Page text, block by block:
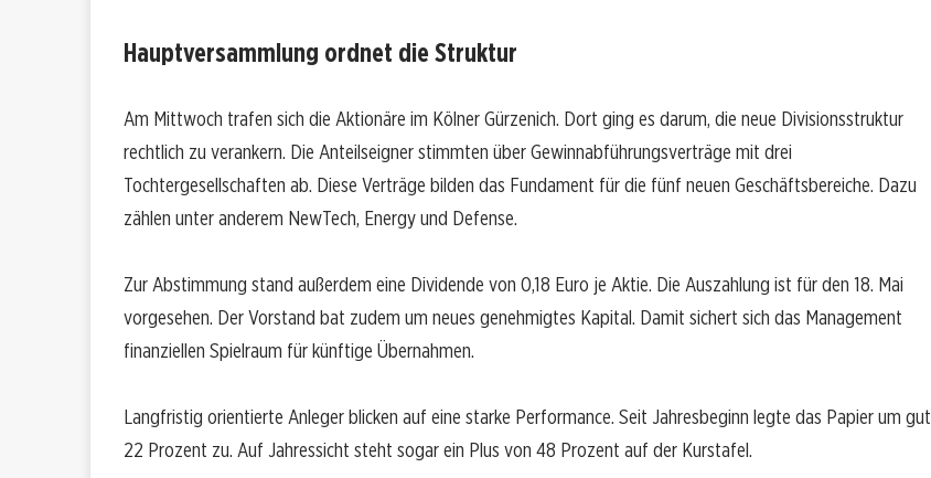
Hauptversammlung ordnet die Struktur
Am Mittwoch trafen sich die Aktionäre im Kölner Gürzenich. Dort ging es darum, die neue Divisionsstruktur
rechtlich zu verankern. Die Anteilseigner stimmten über Gewinnabführungsverträge mit drei
Tochtergesellschaften ab. Diese Verträge bilden das Fundament für die fünf neuen Geschäftsbereiche. Dazu
zählen unter anderem NewTech, Energy und Defense.
Zur Abstimmung stand außerdem eine Dividende von 0,18 Euro je Aktie. Die Auszahlung ist für den 18. Mai
vorgesehen. Der Vorstand bat zudem um neues genehmigtes Kapital. Damit sichert sich das Management
finanziellen Spielraum für künftige Übernahmen.
Langfristig orientierte Anleger blicken auf eine starke Performance. Seit Jahresbeginn legte das Papier um gut
22 Prozent zu. Auf Jahressicht steht sogar ein Plus von 48 Prozent auf der Kurstafel.